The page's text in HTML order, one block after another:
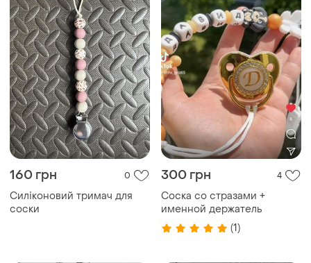
160 грн 0
Силіконовий тримач для
соски
300 грн 4
Соска со стразами +
именной держатель
(1)